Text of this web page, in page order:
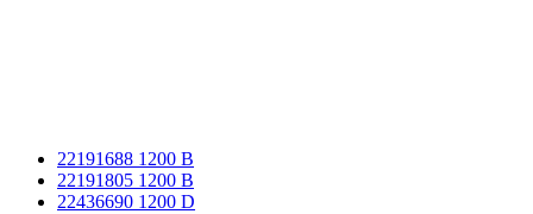
22191688 1200 B
22191805 1200 B
22436690 1200 D